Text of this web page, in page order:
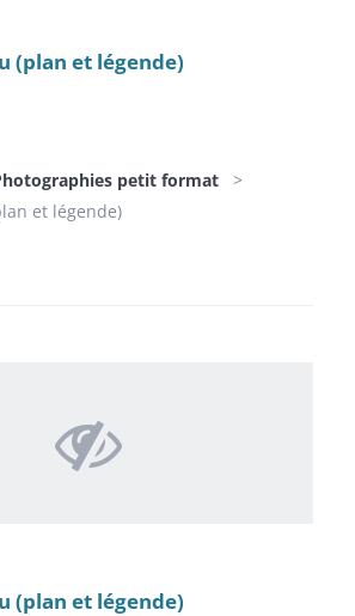
(plan et légende)
petit format
et légende)
(plan et légende)